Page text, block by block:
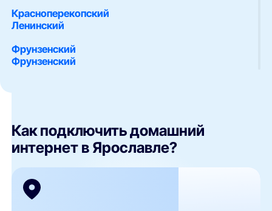
Красноперекопский
Ленинский
Фрунзенский
Фрунзенский
Как подключить домашний
интернет в Ярославле?